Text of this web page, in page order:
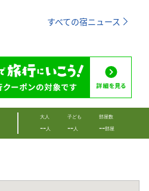
すべての宿ニュース
大人
--人
子ども
--人
部屋数
--部屋